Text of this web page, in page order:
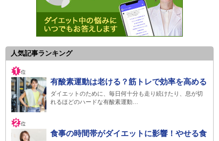
人気記事ランキング
有酸素運動は老ける？筋トレで効率を高める
ダイエットのために、毎日何十分も走り続けたり、息が切
れるほどのハードな有酸素運動…
食事の時間帯がダイエットに影響！やせる食